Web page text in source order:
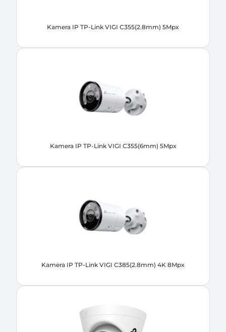
Kamera IP TP-Link VIGI C355(2.8mm) 5Mpx
Kamera IP TP-Link VIGI C355(6mm) 5Mpx
Kamera IP TP-Link VIGI C385(2.8mm) 4K 8Mpx